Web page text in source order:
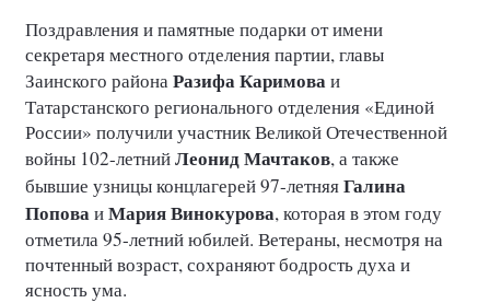
Поздравления и памятные подарки от имени
секретаря местного отделения партии, главы
Заинского районаРазифа Каримоваи
Татарстанского регионального отделения «Единой
России» получили участник Великой Отечественной
войны 102-летнийЛеонид Мачтаков, а также
бывшие узницы концлагерей 97-летняяГалина
ПоповаиМария Винокурова, которая в этом году
отметила 95-летний юбилей. Ветераны, несмотря на
почтенный возраст, сохраняют бодрость духа и
ясность ума.